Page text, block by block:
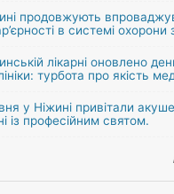
продовжують
в системі охорони
лікарні оновлено
турбота про якість
у Ніжині привітали
із професійним святом.